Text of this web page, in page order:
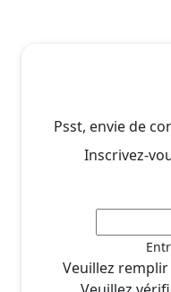
Psst, envie de
Inscrivez-
Veuillez